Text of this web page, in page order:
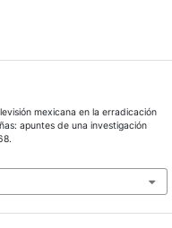
mexicana en la erradicación
apuntes de una investigación